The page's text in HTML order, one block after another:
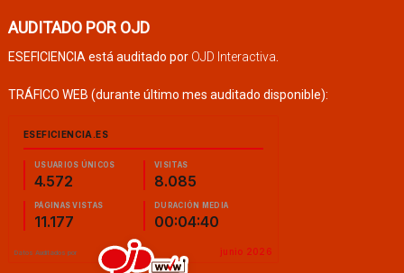
AUDITADO POR OJD
ESEFICIENCIA está auditado por OJD Interactiva
TRÁFICO WEB (durante último mes auditado disponible):